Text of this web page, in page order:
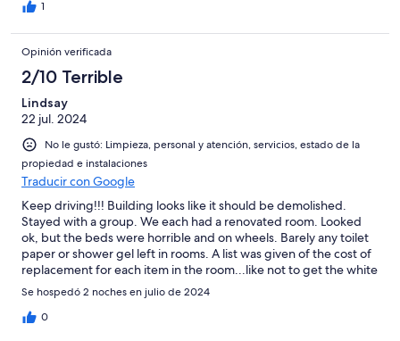
disgusting if I was a female I would definitely not stay here
1
Opinión verificada
2/10 Terrible
Lindsay
22 jul. 2024
No le gustó: Limpieza, personal y atención, servicios, estado de la
propiedad e instalaciones
Traducir con Google
Keep driving!!! Building looks like it should be demolished.
Stayed with a group. We each had a renovated room. Looked
ok, but the beds were horrible and on wheels. Barely any toilet
paper or shower gel left in rooms. A list was given of the cost of
replacement for each item in the room...like not to get the white
towels dirty or you would be charged. Then don't provide white
towels. No one was ever at the front desk to request more.
Vending machine provided a pop that expired in 2018- it's
Se hospedó 2 noches en julio de 2024
0